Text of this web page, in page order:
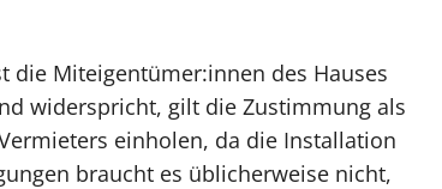
die Miteigentümer:innen des Hauses
widerspricht, gilt die Zustimmung als
einholen, da die Installation
braucht es üblicherweise nicht,